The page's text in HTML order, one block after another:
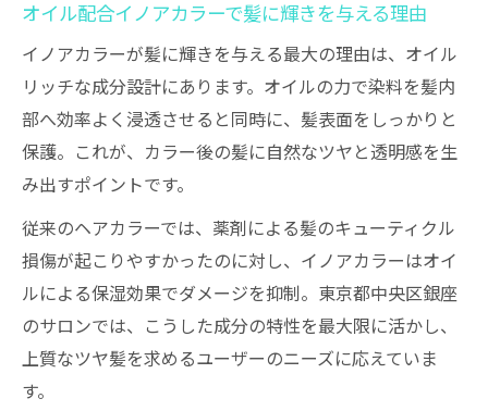
オイルリッチなイノアカラーは頭皮にどう
優しいか
敏感肌にも安心なイノアカラー成分の工夫
イノアカラーが頭皮トラブルを防ぐ秘密に
迫る
は
白髪にも明るさを生むイノアカラーの魅力
イノアカラーで白髪も明るく自然に染まる
理由
オイル配合イノアカラーで髪に輝きを与える理由
イノアカラーが髪に輝きを与える最大の理由は、オイル
リッチな成分設計にあります。オイルの力で染料を髪内
部へ効率よく浸透させると同時に、髪表面をしっかりと
保護。これが、カラー後の髪に自然なツヤと透明感を生
み出すポイントです。
従来のヘアカラーでは、薬剤による髪のキューティクル
損傷が起こりやすかったのに対し、イノアカラーはオイ
ルによる保湿効果でダメージを抑制。東京都中央区銀座
のサロンでは、こうした成分の特性を最大限に活かし、
上質なツヤ髪を求めるユーザーのニーズに応えていま
す。